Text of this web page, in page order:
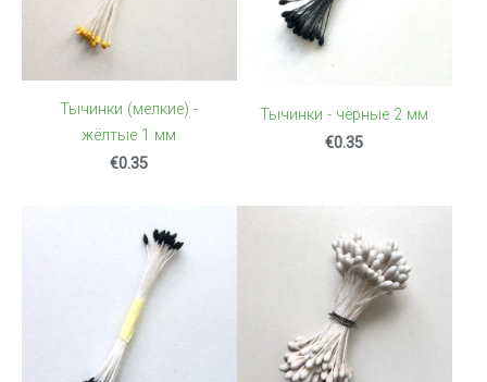
Тычинки (мелкие) -
жёлтые 1 мм
€0.35
Тычинки - чёрные 2 мм
€0.35